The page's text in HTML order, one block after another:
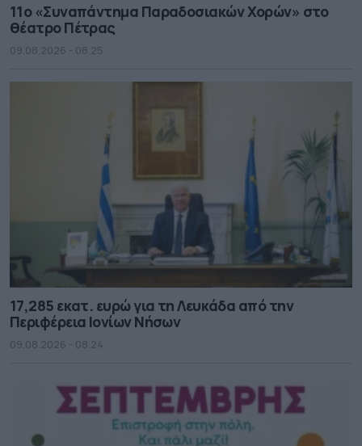
11ο «Συναπάντημα Παραδοσιακών Χορών» στο
θέατρο Πέτρας
09.08.2026 - 08.25
17,285 εκατ. ευρώ για τη Λευκάδα από την
Περιφέρεια Ιονίων Νήσων
09.08.2026 - 08.24